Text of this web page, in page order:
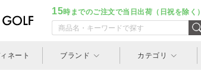
15時までのご注文で当日出荷（日祝を除く）
ネート ブランド カテゴリ